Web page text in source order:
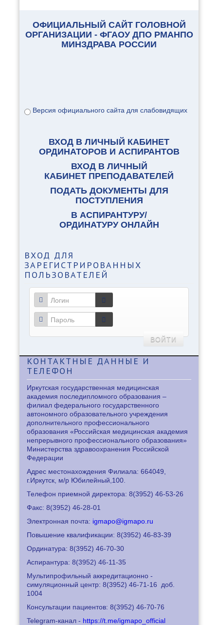
ОФИЦИАЛЬНЫЙ САЙТ ГОЛОВНОЙ
ОРГАНИЗАЦИИ - ФГАОУ ДПО РМАНПО
МИНЗДРАВА РОССИИ
Версия официального сайта для слабовидящих
ВХОД В ЛИЧНЫЙ КАБИНЕТ
ОРДИНАТОРОВ И АСПИРАНТОВ
ВХОД В ЛИЧНЫЙ
КАБИНЕТ ПРЕПОДАВАТЕЛЕЙ
ПОДАТЬ ДОКУМЕНТЫ ДЛЯ
ПОСТУПЛЕНИЯ
В АСПИРАНТУРУ/
ОРДИНАТУРУ ОНЛАЙН
ВХОД ДЛЯ
ЗАРЕГИСТРИРОВАННЫХ
ПОЛЬЗОВАТЕЛЕЙ
ВОЙТИ
КОНТАКТНЫЕ ДАННЫЕ И
ТЕЛЕФОН
Иркутская государственная медицинская
академия последипломного образования –
филиал федерального государственного
автономного образовательного учреждения
дополнительного профессионального
образования «Российская медицинская академия
непрерывного профессионального образования»
Министерства здравоохранения Российской
Федерации
Адрес местонахождения Филиала: 664049,
г.Иркутск, м/р Юбилейный,100.
Телефон приемной директора: 8(3952) 46-53-26
Факс: 8(3952) 46-28-01
Электронная почта: igmapo@igmapo.ru
Повышение квалификации: 8(3952) 46-83-39
Ординатура: 8(3952) 46-70-30
Аспирантура: 8(3952) 46-11-35
Мультипрофильный аккредитационно -
симуляционный центр: 8(3952) 46-71-16
доб.
1004
Консультации пациентов: 8(3952) 46-70-76
Telegram-канал - https://t.me/igmapo_official